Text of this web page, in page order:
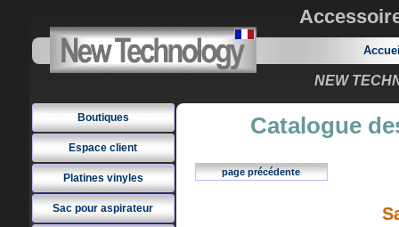
NEW
Boutiques
Espace client
Platines vinyles
Sac pour aspirateur
Catalogue
page précédente